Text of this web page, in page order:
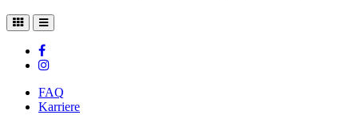
FAQ
Karriere